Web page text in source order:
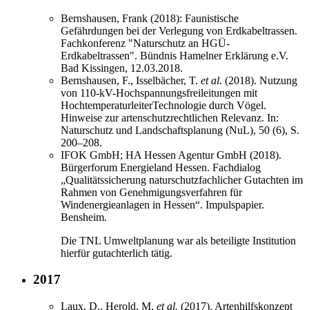
Bernshausen, Frank (2018): Faunistische
Gefährdungen bei der Verlegung von Erdkabeltrassen.
Fachkonferenz "Naturschutz an HGÜ-
Erdkabeltrassen". Bündnis Hamelner Erklärung e.V.
Bad Kissingen, 12.03.2018.
Bernshausen, F., Isselbächer, T. et al. (2018). Nutzung
von 110-kV-Hochspannungsfreileitungen mit
HochtemperaturleiterTechnologie durch Vögel.
Hinweise zur artenschutzrechtlichen Relevanz. In:
Naturschutz und Landschaftsplanung (NuL), 50 (6), S.
200–208.
IFOK GmbH; HA Hessen Agentur GmbH (2018).
Bürgerforum Energieland Hessen. Fachdialog
„Qualitätssicherung naturschutzfachlicher Gutachten im
Rahmen von Genehmigungsverfahren für
Windenergieanlagen in Hessen“. Impulspapier.
Bensheim.
Die TNL Umweltplanung war als beteiligte Institution
hierfür gutachterlich tätig.
2017
Laux, D., Herold, M. et al. (2017). Artenhilfskonzept